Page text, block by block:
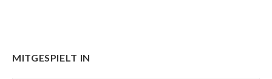
MITGESPIELT IN